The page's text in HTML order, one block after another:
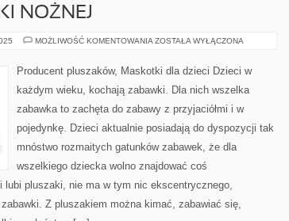
NOŻNEJ
MOŻLIWOŚĆ KOMENTOWANIA GOALUNITED
GRA
DLA
PIŁKI
ZOSTAŁA WYŁĄCZONA
Producent pluszaków, Maskotki dla dzieci Dzieci w
każdym wieku, kochają zabawki. Dla nich wszelka
zabawka to zachęta do zabawy z przyjaciółmi i w
pojedynkę. Dzieci aktualnie posiadają do dyspozycji tak
mnóstwo rozmaitych gatunków zabawek, że dla
wszelkiego dziecka wolno znajdować coś
lubi pluszaki, nie ma w tym nic ekscentrycznego,
Z pluszakiem można kimać, zabawiać się,